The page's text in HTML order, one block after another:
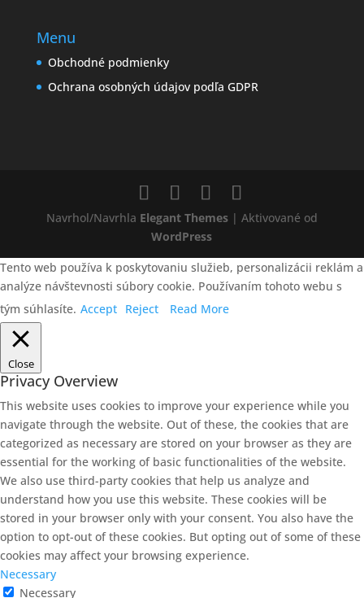
Menu
Obchodné podmienky
Ochrana osobných údajov podľa GDPR
Navrhol/Navrhla Elegant Themes| Aktivované od
WordPress
Tento web používa k poskytovaniu služieb, personalizácii reklám a
analýze návštevnosti súbory cookie. Používaním tohoto webu s
tým súhlasíte. Accept Reject Read More
Close
Privacy Overview
This website uses cookies to improve your experience while you
navigate through the website. Out of these, the cookies that are
categorized as necessary are stored on your browser as they are
essential for the working of basic functionalities of the website.
We also use third-party cookies that help us analyze and
understand how you use this website. These cookies will be
stored in your browser only with your consent. You also have the
option to opt-out of these cookies. But opting out of some of these
cookies may affect your browsing experience.
Necessary
Necessary